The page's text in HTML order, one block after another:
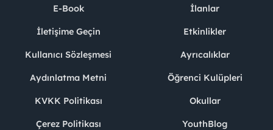
E-Book
İletişime Geçin
Kullanıcı Sözleşmesi
Aydınlatma Metni
KVKK Politikası
Çerez Politikası
İlanlar
Etkinlikler
Ayrıcalıklar
Öğrenci Kulüpleri
Okullar
YouthBlog